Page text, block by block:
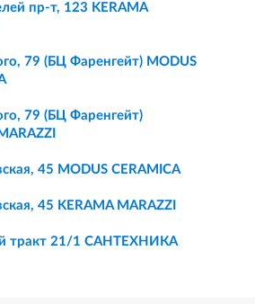
пр-т, 123 KERAMA
79 (БЦ Фаренгейт) MODUS
79 (БЦ Фаренгейт)
45 MODUS CERAMICA
45 KERAMA MARAZZI
тракт 21/1 САНТЕХНИКА